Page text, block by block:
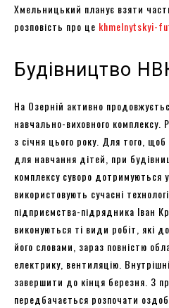
Хмельницький планує взяти
розповість про це khmelnytskyi-
Будівництво
На Озерній активно
навчально-виховного комплексу.
з січня цього року. Для того,
для навчання дітей, при
комплексу суворо дотримуються
використовують сучасні
підприємства-підрядника Іван
виконуються ті види робіт, які
його словами, зараз повністю
електрику, вентиляцію.
завершити до кінця березня. З
передбачається розпочати